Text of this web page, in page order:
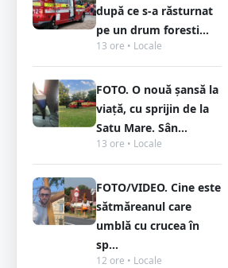
după ce s-a răsturnat
pe un drum foresti...
13 ore • Locale
FOTO. O nouă șansă la
viață, cu sprijin de la
Satu Mare. Sân...
13 ore • Locale
FOTO/VIDEO. Cine este
sătmăreanul care
umblă cu crucea în
sp...
12 ore • Locale